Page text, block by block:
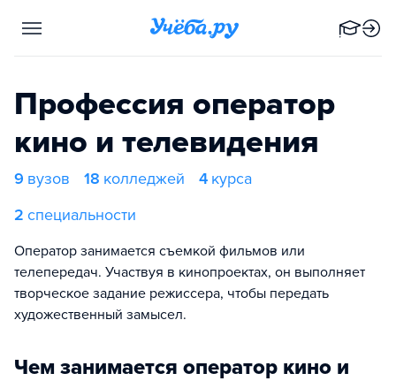
Профессия оператор
кино и телевидения
9 вузов 18 колледжей 4 курса
2 специальности
Оператор занимается съемкой фильмов или
телепередач. Участвуя в кинопроектах, он выполняет
творческое задание режиссера, чтобы передать
художественный замысел.
Чем занимается оператор кино и